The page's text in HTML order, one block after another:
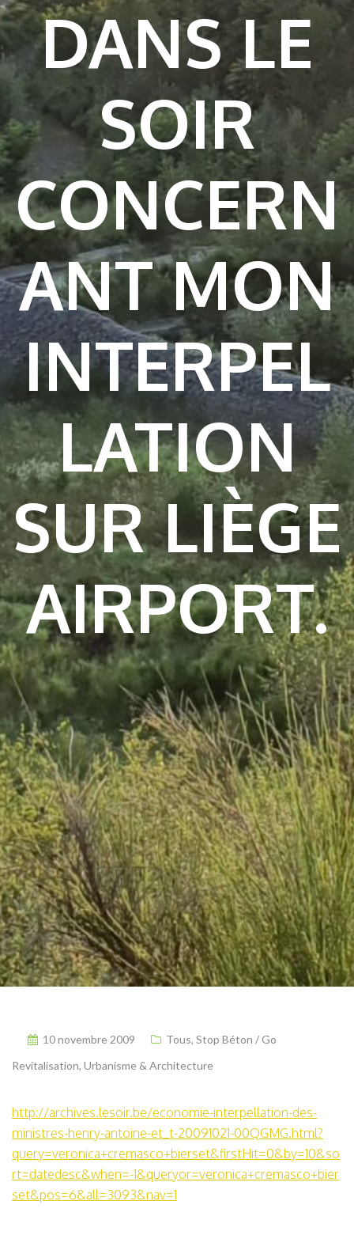
DANS LE
SOIR
CONCERN
ANT MON
INTERPEL
LATION
SUR LIÈGE
AIRPORT.
10 novembre 2009 Tous, Stop Béton / Go
Revitalisation, Urbanisme & Architecture
http://archives.lesoir.be/economie-interpellation-des-
ministres-henry-antoine-et_t-20091021-00QGMG.html?
query=veronica+cremasco+bierset&firstHit=0&by=10&so
rt=datedesc&when=-1&queryor=veronica+cremasco+bier
set&pos=6&all=3093&nav=1